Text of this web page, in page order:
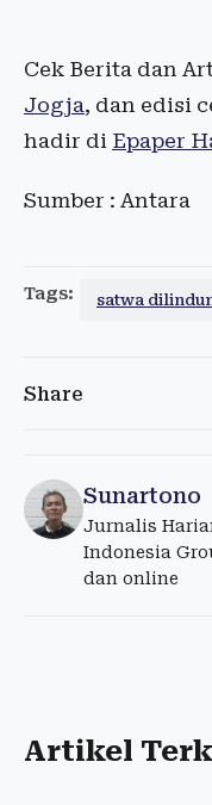
Cek Berita dan
Jogja, dan edisi
hadir di Epaper
Sumber : Antara
Tags: satwa
Share
Sunartono
Jurnalis
Indonesia
dan online
Artikel